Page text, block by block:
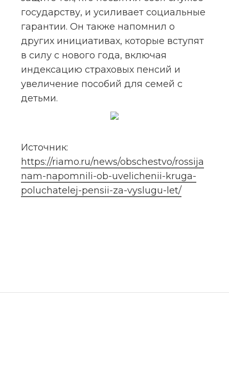
государству, и усиливает социальные
гарантии. Он также напомнил о
других инициативах, которые вступят
в силу с нового года, включая
индексацию страховых пенсий и
увеличение пособий для семей с
детьми.
https://riamo.ru/news/obschestvo/rossija
nam-napomnili-ob-uvelichenii-kruga-
poluchatelej-pensii-za-vyslugu-let/